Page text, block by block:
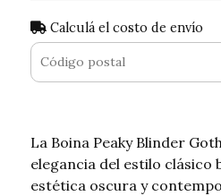
Calculá el costo de envío
La Boina Peaky Blinder
elegancia del estilo clásico
estética oscura y